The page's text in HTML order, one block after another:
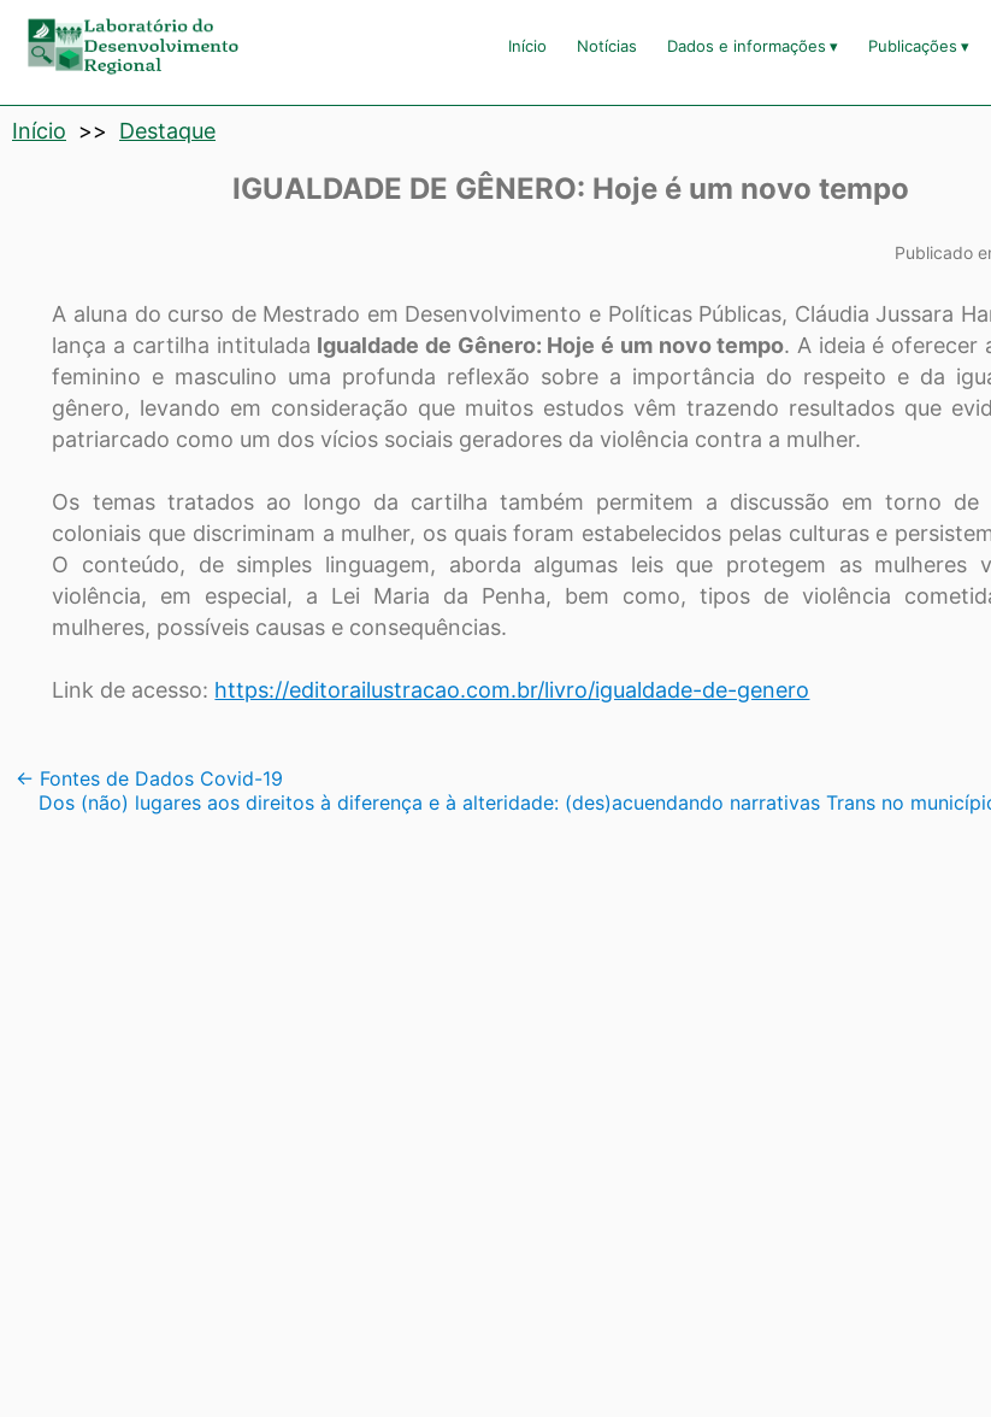
Laboratório
de
Desenvolvimento
Início Notícias Dados e informações Publicações
Início >> Destaque
IGUALDADE DE GÊNERO: Hoje é um novo tempo
Publicado
A aluna do curso de Mestrado em Desenvolvimento e Políticas Públicas, Cláudia Jussara
lança a cartilha intitulada Igualdade de Gênero: Hoje é um novo tempo. A ideia é oferecer
feminino e masculino uma profunda reflexão sobre a importância do respeito e da
gênero, levando em consideração que muitos estudos vêm trazendo resultados que
patriarcado como um dos vícios sociais geradores da violência contra a mulher.
Os temas tratados ao longo da cartilha também permitem a discussão em torno de
coloniais que discriminam a mulher, os quais foram estabelecidos pelas culturas e
O conteúdo, de simples linguagem, aborda algumas leis que protegem as mulheres
violência, em especial, a Lei Maria da Penha, bem como, tipos de violência
mulheres, possíveis causas e consequências.
Link de acesso: https://editorailustracao.com.br/livro/igualdade-de-genero
Navegação
← Fontes de Dados Covid-19
Dos (não) lugares aos direitos à diferença e à alteridade: (des)acuendando narrativas Trans no